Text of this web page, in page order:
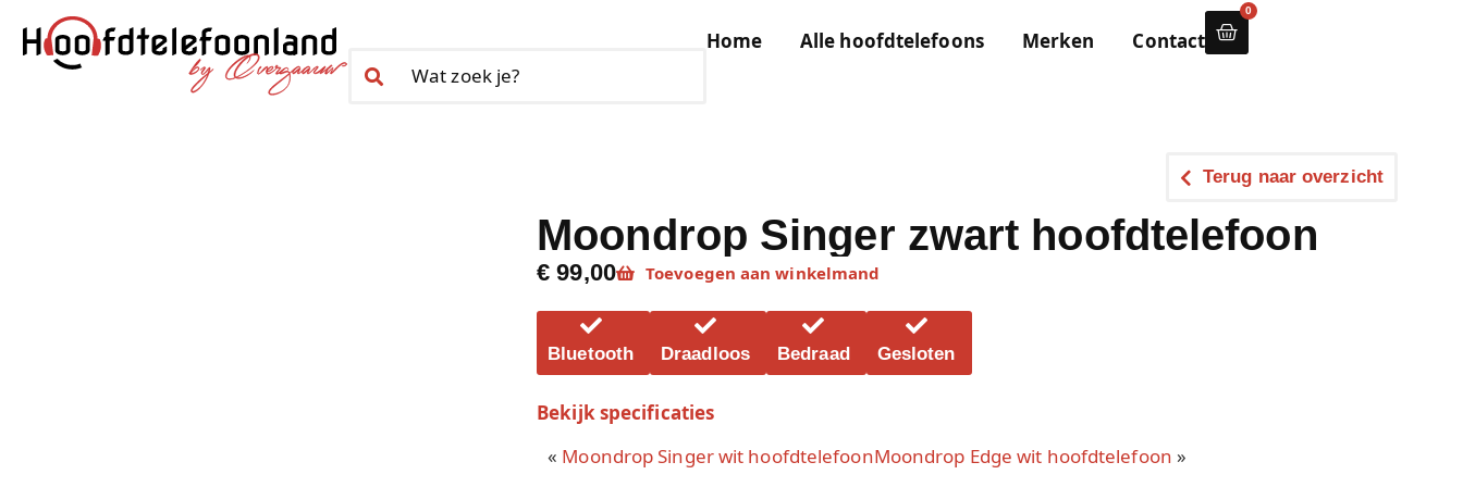
Home Alle hoofdtelefoons Merken Contact
0
Terug naar overzicht
Moondrop Singer zwart hoofdtelefoon
€ 99,00 Toevoegen aan winkelmand
Bluetooth Draadloos Bedraad Gesloten
Bekijk specificaties
« Moondrop Singer wit hoofdtelefoonMoondrop Edge wit hoofdtelefoon »